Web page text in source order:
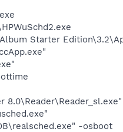
Starter
8.0\Reader\Reader_sl.exe"
-osboot